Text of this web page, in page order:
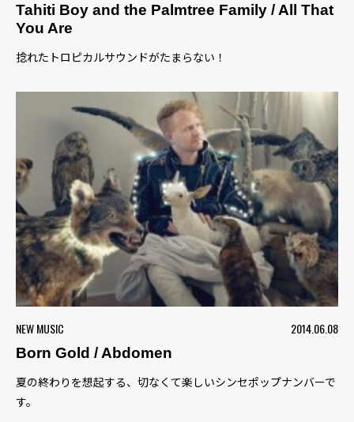
Tahiti Boy and the Palmtree Family / All That
You Are
捻れたトロピカルサウンドがたまらない！
NEW MUSIC
2014.06.08
Born Gold / Abdomen
夏の終わりを想起する、切なくて楽しいシンセポップナンバーで
す。